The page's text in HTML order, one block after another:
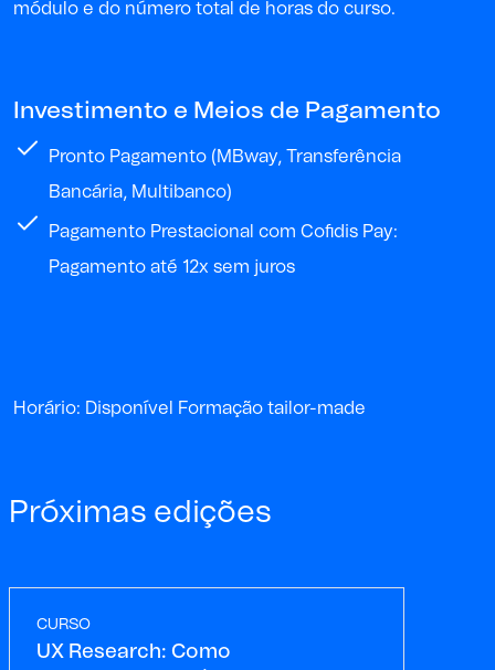
módulo e do número total de horas do curso.
Investimento e Meios de Pagamento
Pronto Pagamento (MBway, Transferência
Bancária, Multibanco)
Pagamento Prestacional com Cofidis Pay:
Pagamento até 12x sem juros
Horário: Disponível Formação tailor-made
Próximas edições
CURSO
UX Research: Como